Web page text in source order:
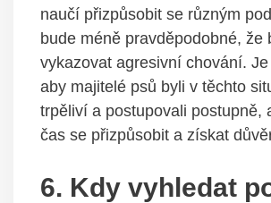
naučí přizpůsobit⁢ se různým
⁤bude méně pravděpodobné, že⁢
vykazovat⁢ agresivní chování.
aby majitelé psů byli v těchto⁢
trpěliví a postupovali postupně,
čas se přizpůsobit a získat
6. Kdy vyhledat